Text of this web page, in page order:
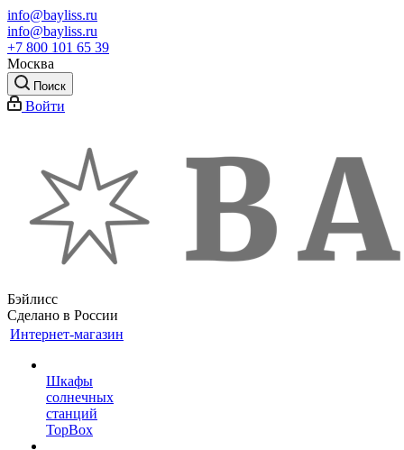
info@bayliss.ru
info@bayliss.ru
+7 800 101 65 39
Москва
Поиск
Войти
Бэйлисс
Сделано в России
Интернет-магазин
Шкафы
солнечных
станций
TopBox